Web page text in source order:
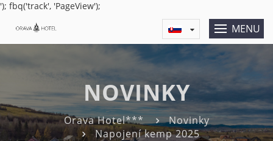
'); fbq('track', 'PageView');
MENU
NOVINKY
Orava Hotel***
Novinky
Napojení kemp 2025